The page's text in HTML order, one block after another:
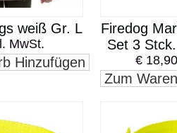
weiß Gr. L
MwSt.
Hinzufügen
Firedog
Set 3
€
Zum